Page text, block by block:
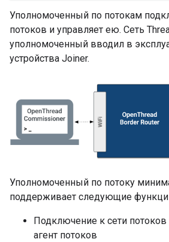
Уполномоченный по потокам
потоков и управляет ею. Сеть
уполномоченный вводил в
устройства Joiner.
Уполномоченный по потоку
поддерживает следующие
Подключение к сети
агент потоков